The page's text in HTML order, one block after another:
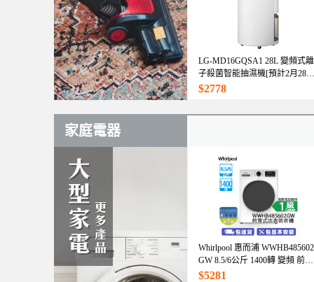
LG-MD16GQSA1 28L 變頻式離
子殺菌智能抽濕機[預計2月28日
發貨]
$2778
家庭電器
Whirlpool 惠而浦 WWHB485602
GW 8.5/6公斤 1400轉 變頻 前置
式洗衣乾衣機
$5281